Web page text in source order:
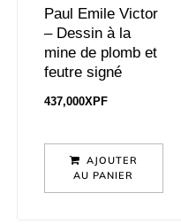
Paul Emile Victor
– Dessin à la
mine de plomb et
feutre signé
437,000XPF
AJOUTER
AU PANIER